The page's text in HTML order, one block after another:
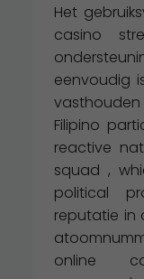
Het
casino
eenvoudig
Filipino
reactive
squad ,
political
reputatie in
online